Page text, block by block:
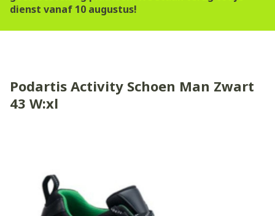
dienst vanaf 10 augustus!
Podartis Activity Schoen Man Zwart
43 W:xl